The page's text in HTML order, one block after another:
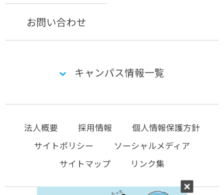
お問い合わせ
キャンパス情報一覧
法人概要 採用情報
個人情報保護方針
サイトポリシー
ソーシャルメディア
サイトマップ
リンク集